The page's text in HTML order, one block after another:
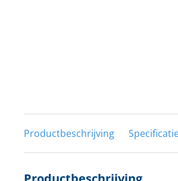
Productbeschrijving